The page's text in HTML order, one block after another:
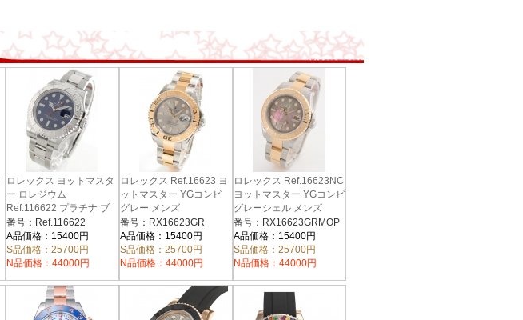
ロレックス ヨットマスタ
ー ロレジウム
Ref.116622 プラチナ ブ
ルー メンズ
番号：Ref.116622
A品価格：15400円
S品価格：25700円
N品価格：44000円
ロレックス Ref.16623 ヨ
ットマスター YGコンビ
グレー メンズ
番号：RX16623GR
A品価格：15400円
S品価格：25700円
N品価格：44000円
ロレックス Ref.16623NC
ヨットマスター YGコンビ
グレーシェル メンズ
番号：RX16623GRMOP
A品価格：15400円
S品価格：25700円
N品価格：44000円